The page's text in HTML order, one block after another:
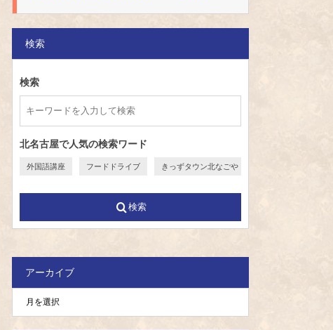
検索
検索
北名古屋で人気の検索ワード
外国語講座 フードドライブ きっずタウン北なごや
検索
アーカイブ